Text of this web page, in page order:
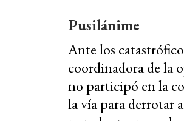
Pusilánime
Ante los
coordinadora de la
no participó en la
la vía para derrotar